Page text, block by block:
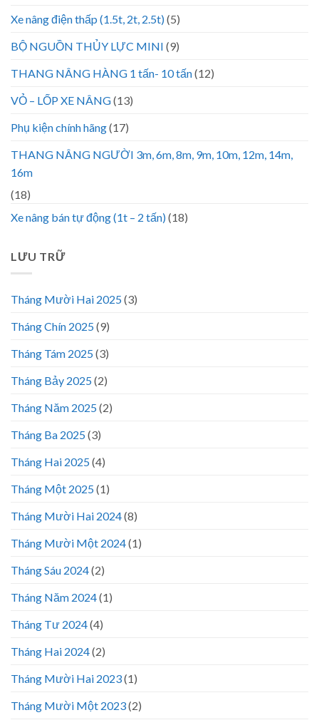
Xe nâng điện thấp (1.5t, 2t, 2.5t)(5)
BỘ NGUỒN THỦY LỰC MINI (9)
THANG NÂNG HÀNG 1 tấn- 10 tấn(12)
VỎ – LỐP XE NÂNG(13)
Phụ kiện chính hãng(17)
THANG NÂNG NGƯỜI 3m, 6m, 8m, 9m, 10m, 12m, 14m,
16m
(18)
Xe nâng bán tự động (1t – 2 tấn)(18)
LƯU TRỮ
Tháng Mười Hai 2025(3)
Tháng Chín 2025(9)
Tháng Tám 2025(3)
Tháng Bảy 2025(2)
Tháng Năm 2025(2)
Tháng Ba 2025(3)
Tháng Hai 2025(4)
Tháng Một 2025(1)
Tháng Mười Hai 2024(8)
Tháng Mười Một 2024(1)
Tháng Sáu 2024(2)
Tháng Năm 2024(1)
Tháng Tư 2024(4)
Tháng Hai 2024(2)
Tháng Mười Hai 2023(1)
Tháng Mười Một 2023(2)